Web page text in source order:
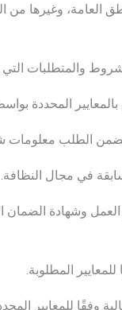
العامة، وغيرها من
والمتطلبات التي
المحددة
الطلب معلومات
في مجال النظافة.
وشهادة الضمان
المطلوبة.
وفقًا للمعايير